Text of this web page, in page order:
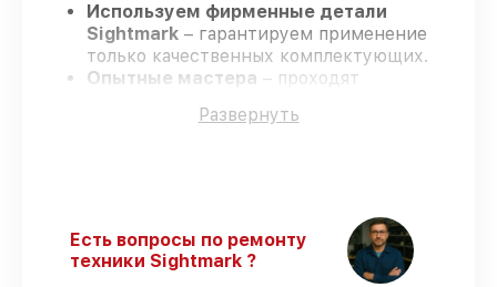
Используем фирменные детали
Sightmark – гарантируем применение
только качественных комплектующих.
Опытные мастера – проходят
уровень их профессионализма.
запчасти защищены гарантийной
поддержкой до 3 лет.
Развернуть
Есть вопросы по ремонту
техники Sightmark ?